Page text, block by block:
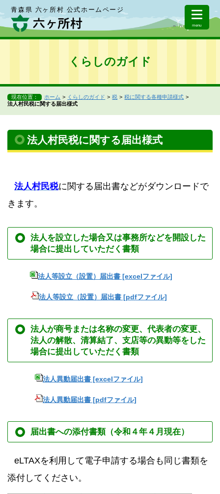
青森県 六ヶ所村 公式ホームページ
menu
くらしのガイド
現在位置： ホーム くらしのガイド 税
税に関する各種申請様式
法人村民税に関する届出様式
法人村民税に関する届出様式
法人村民税に関する届出書などがダウンロードで
きます。
法人を設立した場合又は事務所などを開設した
場合に提出していただく書類
法人等設立（設置）届出書 [excelファイル]
法人等設立（設置）届出書 [pdfファイル]
法人が商号または名称の変更、代表者の変更、
法人の解散、清算結了、支店等の異動等をした
場合に提出していただく書類
法人異動届出書 [excelファイル]
法人異動届出書 [pdfファイル]
届出書への添付書類（令和４年４月現在）
eLTAXを利用して電子申請する場合も同じ書類を
添付してください。